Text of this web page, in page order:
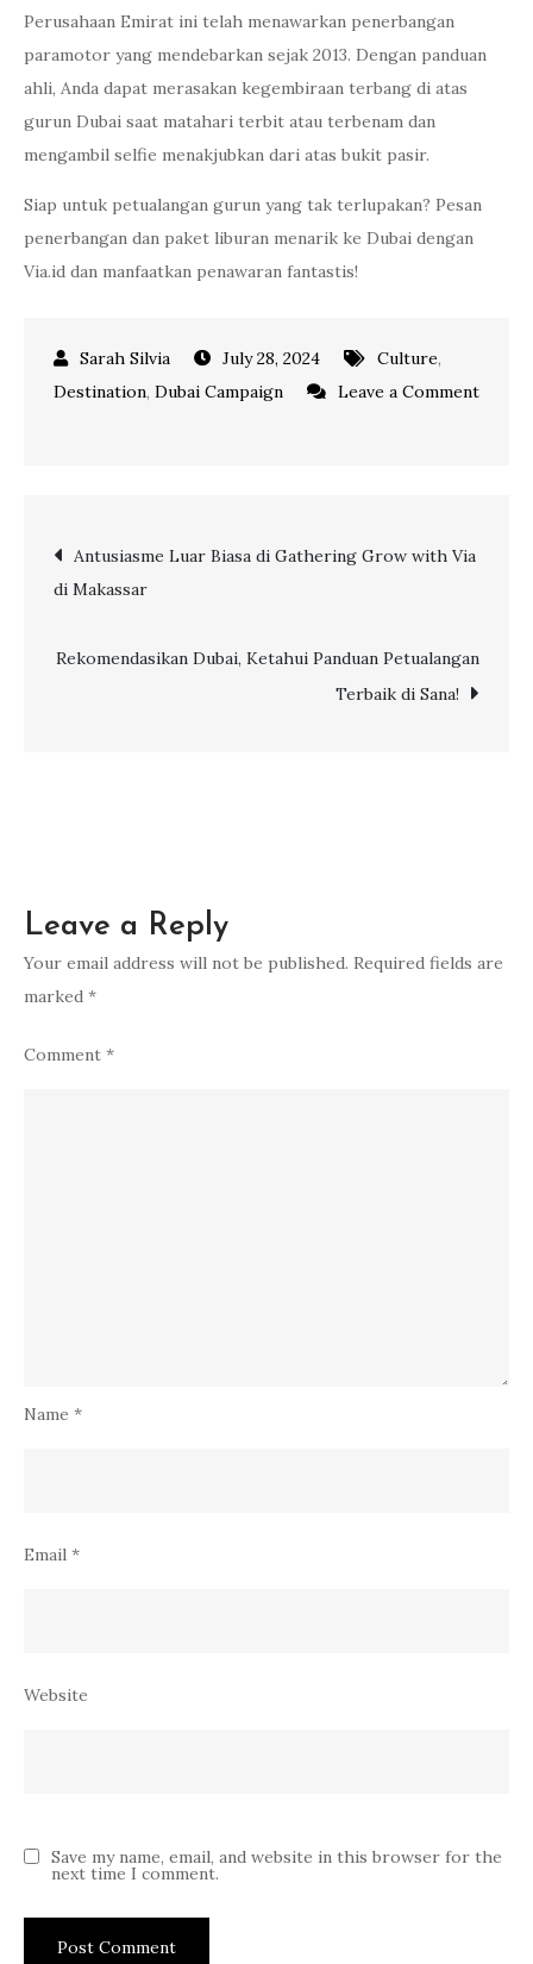
Perusahaan Emirat ini telah menawarkan penerbangan
paramotor yang mendebarkan sejak 2013. Dengan panduan
ahli, Anda dapat merasakan kegembiraan terbang di atas
gurun Dubai saat matahari terbit atau terbenam dan
mengambil selfie menakjubkan dari atas bukit pasir.
Siap untuk petualangan gurun yang tak terlupakan? Pesan
penerbangan dan paket liburan menarik ke Dubai dengan
Via.id dan manfaatkan penawaran fantastis!
July 28, 2024 Culture,
Destination, Dubai Campaign
Leave a Comment
Anda:
7
Terbaik
Post
Antusiasme Luar Biasa di Gathering Grow with Via
di Makassar
Rekomendasikan Dubai, Ketahui Panduan Petualangan
Terbaik di Sana!
Leave a Reply
Your email address will not be published. Required fields are
marked *
Comment *
Name *
Email *
Website
Save my name, email, and website in this browser for the
next time I comment.